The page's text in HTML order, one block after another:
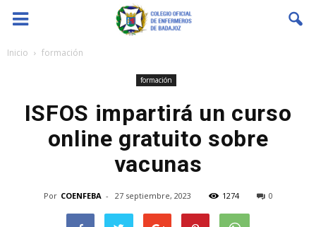
Coenfeba
Inicio formación
formación
ISFOS impartirá un curso
online gratuito sobre
vacunas
Por COENFEBA - 27 septiembre, 2023 1274 0